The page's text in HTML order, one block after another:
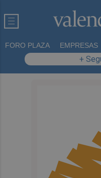
FORO PLAZA EMPRESAS
+